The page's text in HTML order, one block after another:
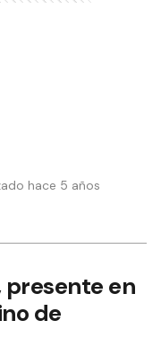
hace 5 años
presente en
de